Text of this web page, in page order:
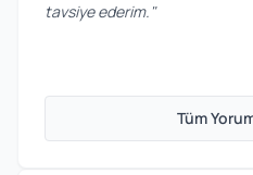
tavsiye ederim. "
Tüm